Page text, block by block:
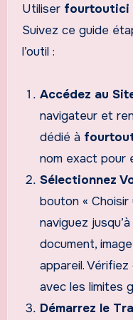
Utiliser fourtoutici
Suivez ce guide
l’outil :
Accédez au
navigateur et
dédié à
nom exact pour
Sélectionnez
bouton «
naviguez
document,
appareil.
avec les limites
Démarrez le